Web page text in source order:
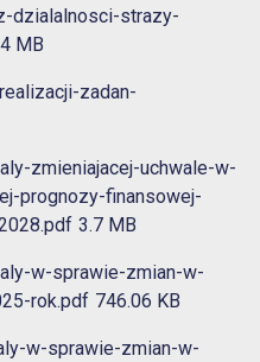
dzialalnosci-strazy-
MB
zadan-
zmieniajacej-uchwale-w-
prognozy-finansowej-
3.7 MB
w-sprawie-zmian-w-
rok.pdf 746.06 KB
w-sprawie-zmian-w-